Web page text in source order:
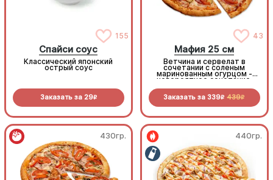
155
Спайси соус
Классический японский
острый соус
Заказать за 29R
43
Мафия 25 см
Ветчина и сервелат в
сочетании с соленым
маринованным огурцом -
невероятное сочетание,
попробовать!
Заказать за 339R 439R
430гр. 440гр.